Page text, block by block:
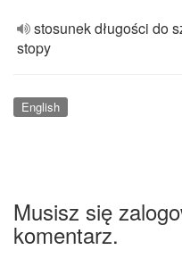
stosunek długości do
stopy
English
Musisz się
komentarz.